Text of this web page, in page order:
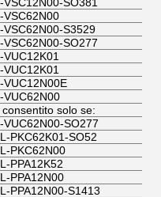
VSC62N00
S3529
SO277
VUC12N00E
VUC62N00
solo se:
SO277
PKC62K01-SO52
PKC62N00
PPA12K52
PPA12N00
PPA12N00-S1413